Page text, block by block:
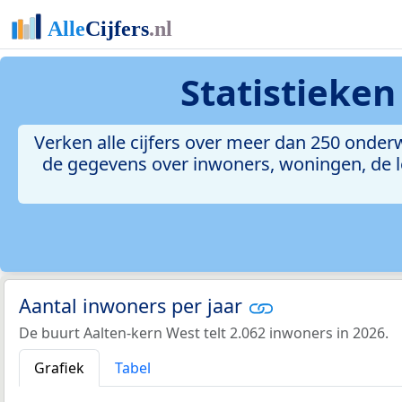
Statistieken
Verken alle cijfers over meer dan 250
de gegevens over inwoners, woningen,
Aantal inwoners per jaar
De buurt Aalten-kern West telt 2.062 inwoners in 2026.
Grafiek
Tabel